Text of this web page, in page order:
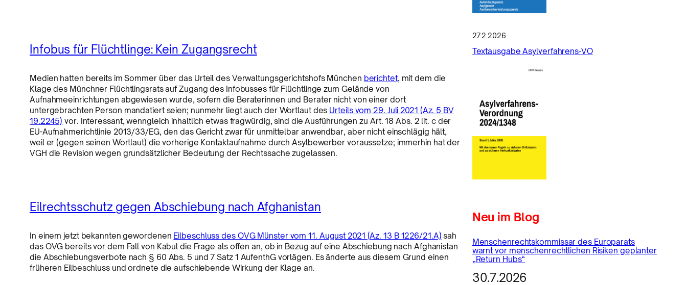
Infobus für Flüchtlinge: Kein Zugangsrecht
Medien hatten bereits im Sommer über das Urteil des Verwaltungsgerichtshofs München berichtet, mit dem die
Klage des Münchner Flüchtlingsrats auf Zugang des Infobusses für Flüchtlinge zum Gelände von
Aufnahmeeinrichtungen abgewiesen wurde, sofern die Beraterinnen und Berater nicht von einer dort
untergebrachten Person mandatiert seien; nunmehr liegt auch der Wortlaut des Urteils vom 29. Juli 2021 (Az. 5 BV
19.2245) vor. Interessant, wenngleich inhaltlich etwas fragwürdig, sind die Ausführungen zu Art. 18 Abs. 2 lit. c der
EU-Aufnahmerichtlinie 2013/33/EG, den das Gericht zwar für unmittelbar anwendbar, aber nicht einschlägig hält,
weil er (gegen seinen Wortlaut) die vorherige Kontaktaufnahme durch Asylbewerber voraussetze; immerhin hat der
VGH die Revision wegen grundsätzlicher Bedeutung der Rechtssache zugelassen.
Eilrechtsschutz gegen Abschiebung nach Afghanistan
In einem jetzt bekannten gewordenen Eilbeschluss des OVG Münster vom 11. August 2021 (Az. 13 B 1226/21.A) sah
das OVG bereits vor dem Fall von Kabul die Frage als offen an, ob in Bezug auf eine Abschiebung nach Afghanistan
die Abschiebungsverbote nach § 60 Abs. 5 und 7 Satz 1 AufenthG vorlägen. Es änderte aus diesem Grund einen
früheren Eilbeschluss und ordnete die aufschiebende Wirkung der Klage an.
27.2.2026
Textausgabe Asylverfahrens-VO
Neu im Blog
Menschenrechtskommissar des Europarats
warnt vor menschenrechtlichen Risiken geplanter
„Return Hubs“
30.7.2026